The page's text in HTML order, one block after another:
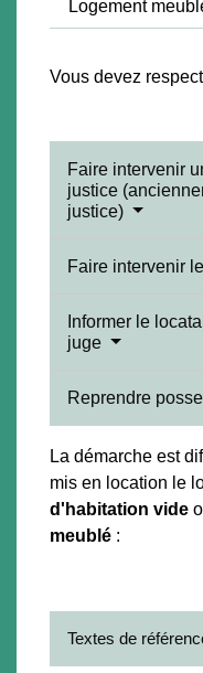
Logement
Vous devez
Faire intervenir
justice
justice)
Faire intervenir
Informer le
juge
Reprendre
La démarche est
mis en location le
d'habitation vide
meublé :
Textes de